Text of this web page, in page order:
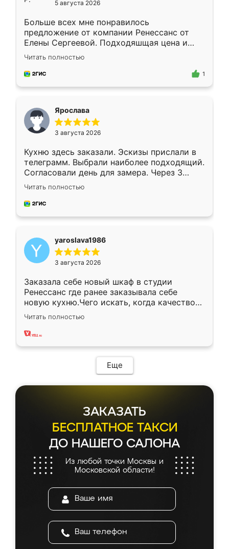
5 августа 2026
Больше всех мне понравилось
предложение от компании Ренессанс от
Елены Сергеевой. Подходяшщая цена и
короткие сроки изготовления. Приехавший
для замера сотрудник Владислав
предложил по моему эскизу самый
Читать полностью
1
Ярослава
3 августа 2026
Кухню здесь заказали. Эскизы прислали в
телеграмм. Выбрали наиболее подходящий.
Согласовали день для замера. Через 3
недели кухня была уже готова. Остались
довольны работой. Спасибо Ренессанс
мебель за качественную работу!
Читать полностью
yaroslava1986
3 августа 2026
Заказала себе новый шкаф в студии
Ренессанс где ранее заказывала себе
новую кухню.Чего искать, когда качеством
вполне довольна. Служит кухня уже почти
два года, нареканий нет.
Читать полностью
Еще
ЗАКАЗАТЬ
БЕСПЛАТНОЕ ТАКСИ
ДО НАШЕГО САЛОНА
Из любой точки Москвы и
Московской области!